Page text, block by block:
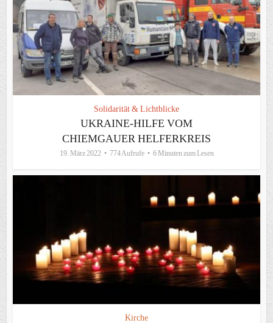
Solidarität & Lichtblicke
UKRAINE-HILFE VOM
CHIEMGAUER HELFERKREIS
19. März 2022 774 Aufrufe 6 Minuten zum Lesen
Kirche